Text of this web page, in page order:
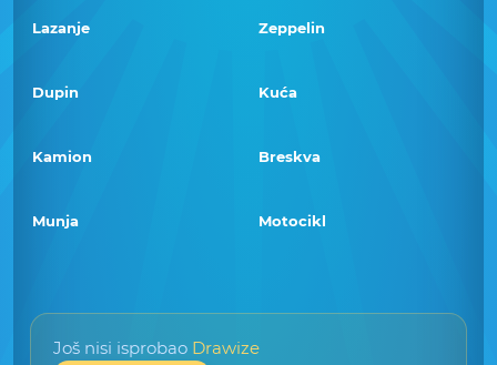
Lazanje Zeppelin
Dupin Kuća
Kamion Breskva
Munja Motocikl
Još nisi isprobao Drawize